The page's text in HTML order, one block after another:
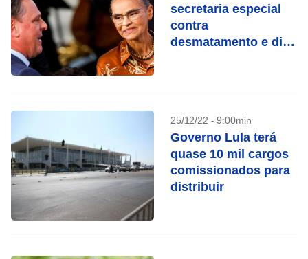
secretaria especial
contra
desmatamento e diz
Brasil
25/12/22 - 9:00min
Governo Lula terá
quase 10 mil cargos
comissionados para
distribuir